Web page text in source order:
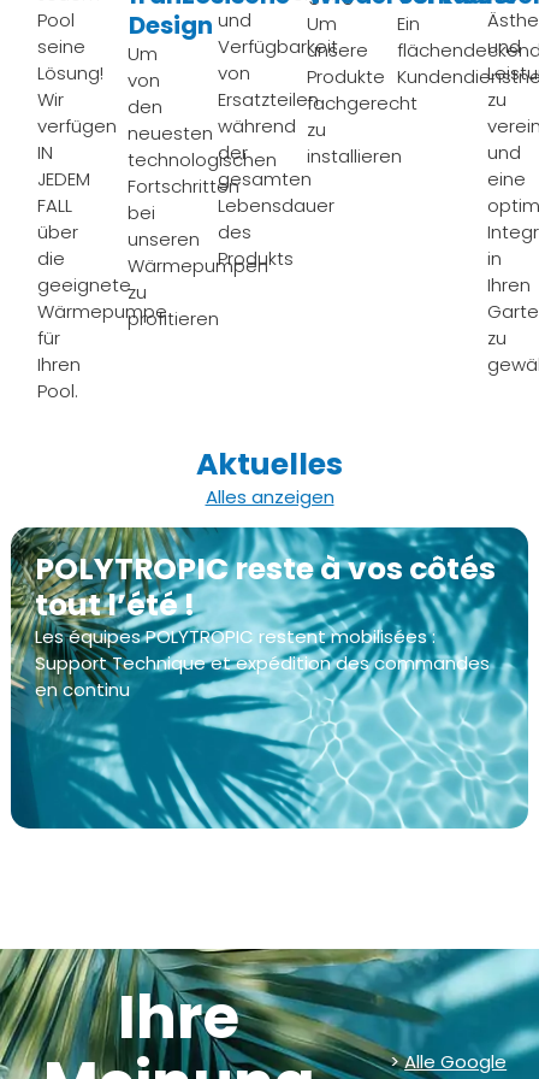
Pool
seine
Lösung!
Wir
verfügen
IN
JEDEM
FALL
über
die
geeignete
Wärmepumpe
für
Ihren
Pool.
Design
Um
von
den
neuesten
technologischen
Fortschritten
bei
unseren
Wärmepumpen
zu
profitieren
und
Verfügbarkeit
von
Ersatzteilen
während
der
gesamten
Lebensdauer
des
Produkts
Um
unsere
Produkte
fachgerecht
zu
installieren
Ein
und
zu
und
eine
in
Ihren
zu
Aktuelles
Alles anzeigen
POLYTROPIC reste à vos côtés
tout l’été !
Les équipes POLYTROPIC restent mobilisées :
Support Technique et expédition des commandes
en continu
Ihre
>Alle Google